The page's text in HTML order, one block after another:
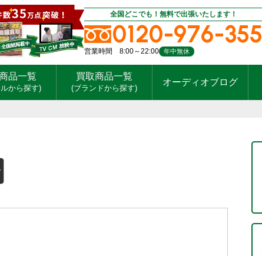
全国どこでも！無料で出張いたします！
0120-976-355
営業時間 8:00～22:00 年中無休
品一覧
から探す)
買取商品一覧
(ブランドから探す)
オーディオブログ